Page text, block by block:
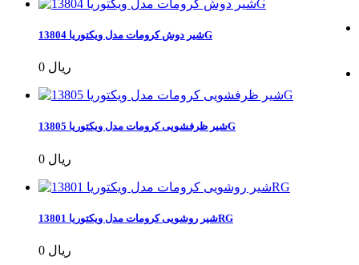
شیر دوش کرومات مدل ویکتوریا 13804G
0 ریال
شیر ظرفشویی کرومات مدل ویکتوریا 13805G
0 ریال
شیر روشویی کرومات مدل ویکتوریا 13801RG
0 ریال